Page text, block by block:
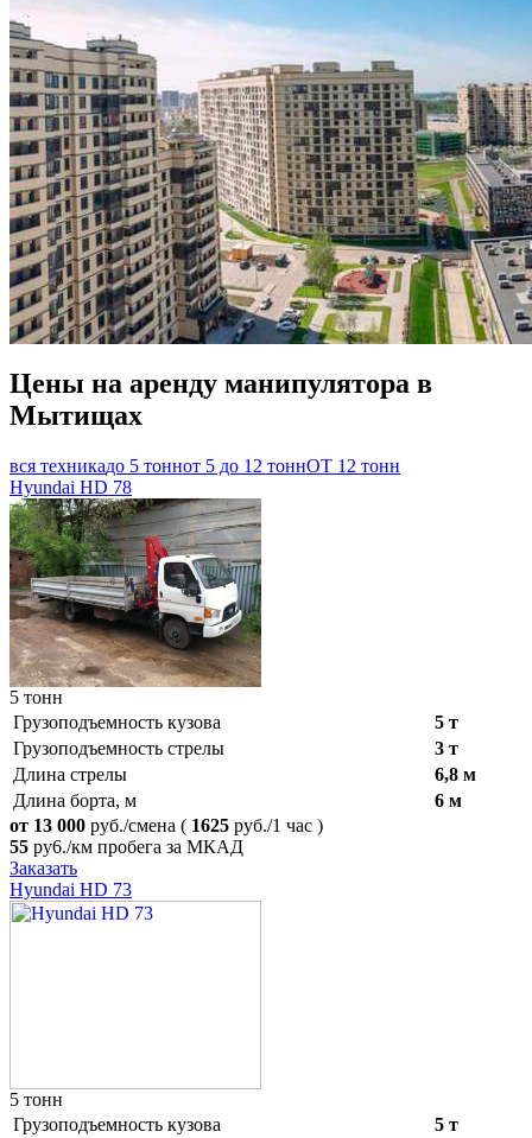
Цены на аренду манипулятора в
Мытищах
вся техникадо 5 тоннот 5 до 12 тоннОТ 12 тонн
Hyundai HD 78
5 тонн
Грузоподъемность кузова
5 т
Грузоподъемность стрелы
3 т
Длина стрелы
6,8 м
Длина борта, м
6 м
от 13 000 руб./смена ( 1625 руб./1 час )
55 ру6./км пробега за МКАД
Заказать
Hyundai HD 73
5 тонн
Грузоподъемность кузова
5 т